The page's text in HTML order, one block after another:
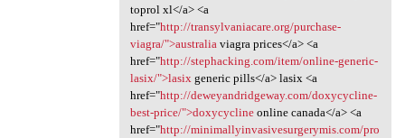
toprol xl</a> <a
href="http://transylvaniacare.org/purchase-
viagra/">australia viagra prices</a> <a
href="http://stephacking.com/item/online-generic-
lasix/">lasix generic pills</a> lasix <a
href="http://deweyandridgeway.com/doxycycline-
best-price/">doxycyclineonline canada</a> <a
href="http://minimallyinvasivesurgerymis.com/pro